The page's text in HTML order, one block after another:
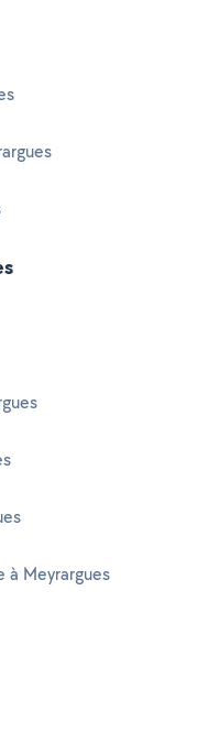
à Meyrargues